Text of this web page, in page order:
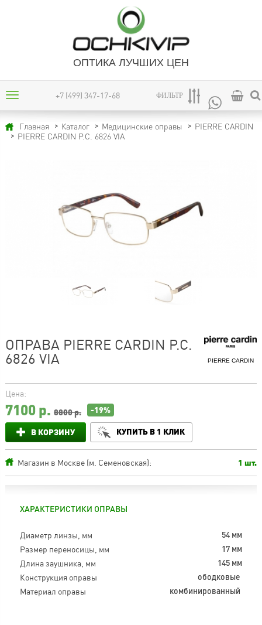
ОПТИКА ЛУЧШИХ ЦЕН
+7 (499) 347-17-68 ФИЛЬТР
Главная Каталог Медицинские оправы
PIERRE CARDIN
PIERRE CARDIN P.C. 6826 VIA
PIERRE CARDIN
ОПРАВА PIERRE CARDIN P.C.
6826 VIA
Цена:
7100р. 8800 р. -19%
В КОРЗИНУ КУПИТЬ В 1 КЛИК
Магазин в Москве (м. Семеновская): 1 шт.
ХАРАКТЕРИСТИКИ ОПРАВЫ
Диаметр линзы, мм 54 мм
Размер переносицы, мм 17 мм
Длина заушника, мм 145 мм
Конструкция оправы ободковые
Материал оправы комбинированный